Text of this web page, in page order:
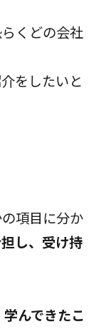
→
→
くどの会社
をしたいと
項目に分か
し、受け持
んできたこ